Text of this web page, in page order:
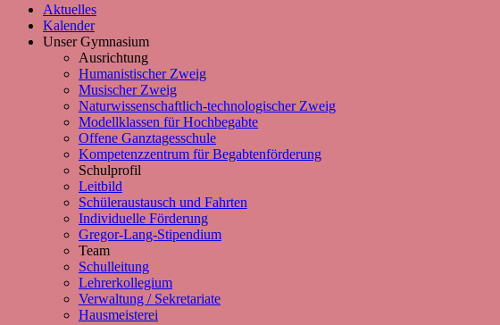
Aktuelles
Kalender
Unser Gymnasium
Ausrichtung
Humanistischer Zweig
Musischer Zweig
Naturwissenschaftlich-technologischer Zweig
Modellklassen für Hochbegabte
Offene Ganztagesschule
Kompetenzzentrum für Begabtenförderung
Schulprofil
Leitbild
Schüleraustausch und Fahrten
Individuelle Förderung
Gregor-Lang-Stipendium
Team
Schulleitung
Lehrerkollegium
Verwaltung / Sekretariate
Hausmeisterei